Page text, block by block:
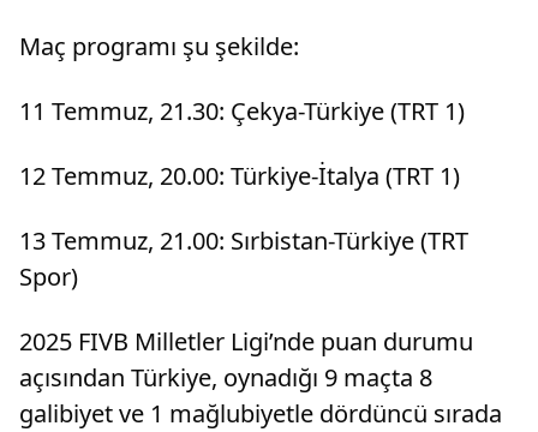
Maç programı şu şekilde:
11 Temmuz, 21.30: Çekya-Türkiye (TRT 1)
12 Temmuz, 20.00: Türkiye-İtalya (TRT 1)
13 Temmuz, 21.00: Sırbistan-Türkiye (TRT
Spor)
2025 FIVB Milletler Ligi’nde puan durumu
açısından Türkiye, oynadığı 9 maçta 8
galibiyet ve 1 mağlubiyetle dördüncü sırada